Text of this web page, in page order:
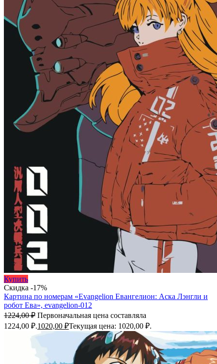
Купить
Скидка -17%
Картина по номерам «Evangelion Евангелион: Аска Лэнгли и
робот Ева», evangelion-012
1224,00₽ Первоначальная цена составляла
1224,00 ₽.1020,00 ₽Текущая цена: 1020,00 ₽.